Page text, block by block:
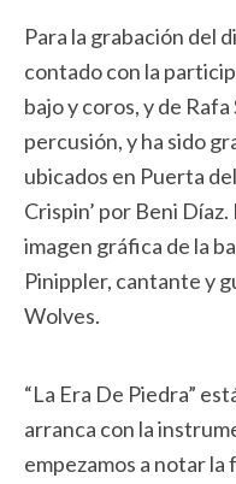
Para la grabación del
contado con la
bajo y coros, y de
percusión, y ha sido
ubicados en Puerta
Crispin’ por Beni
imagen gráfica de la
Pinippler, cantante y
Wolves.
“La Era De Piedra”
arranca con la
empezamos a notar